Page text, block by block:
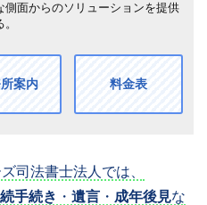
面からのソリューションを提供
案内 料金表
司法書士法人では、
手続き ・ 遺言 ・ 成年後見な